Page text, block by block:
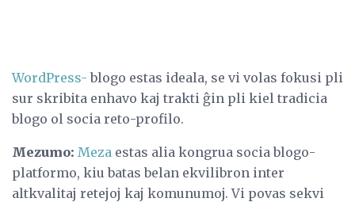
WordPress- blogo estas ideala, se vi volas fokusi pli
sur skribita enhavo kaj trakti ĝin pli kiel tradicia
blogo ol socia reto-profilo.
Mezumo: Meza estas alia kongrua socia blogo-
platformo, kiu batas belan ekvilibron inter
altkvalitaj retejoj kaj komunumoj. Vi povas sekvi